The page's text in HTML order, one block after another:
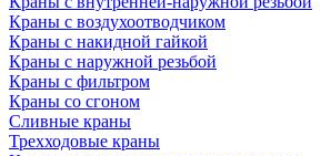
Краны с воздухоотводчиком
Краны с накидной гайкой
Краны с наружной резьбой
Краны с фильтром
Краны со сгоном
Сливные краны
Трехходовые краны